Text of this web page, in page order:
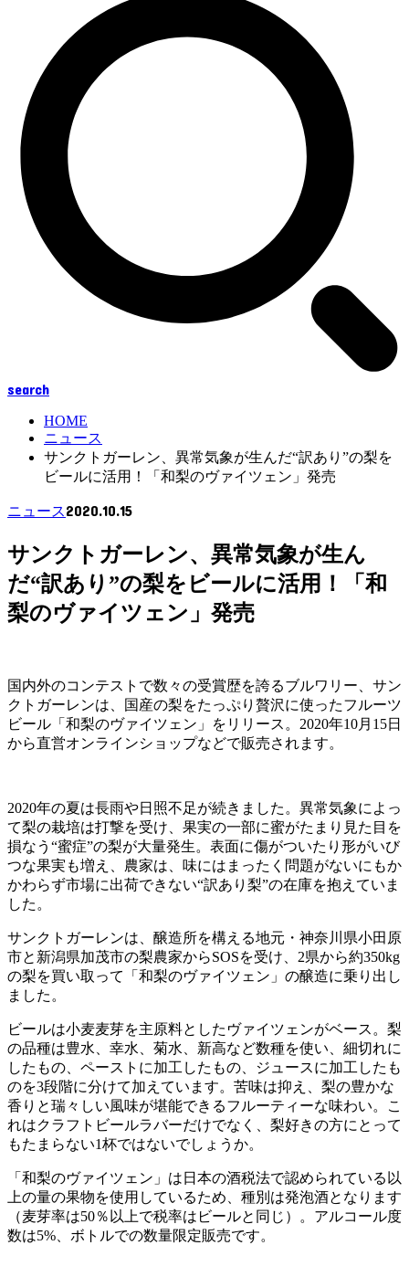
search
HOME
ニュース
サンクトガーレン、異常気象が生んだ“訳あり”の梨を
ビールに活用！「和梨のヴァイツェン」発売
ニュース2020.10.15
サンクトガーレン、異常気象が生ん
だ“訳あり”の梨をビールに活用！「和
梨のヴァイツェン」発売
国内外のコンテストで数々の受賞歴を誇るブルワリー、サン
クトガーレンは、国産の梨をたっぷり贅沢に使ったフルーツ
ビール「和梨のヴァイツェン」をリリース。2020年10月15日
から直営オンラインショップなどで販売されます。
2020年の夏は長雨や日照不足が続きました。異常気象によっ
て梨の栽培は打撃を受け、果実の一部に蜜がたまり見た目を
損なう“蜜症”の梨が大量発生。表面に傷がついたり形がいび
つな果実も増え、農家は、味にはまったく問題がないにもか
かわらず市場に出荷できない“訳あり梨”の在庫を抱えていま
した。
サンクトガーレンは、醸造所を構える地元・神奈川県小田原
市と新潟県加茂市の梨農家からSOSを受け、2県から約350kg
の梨を買い取って「和梨のヴァイツェン」の醸造に乗り出し
ました。
ビールは小麦麦芽を主原料としたヴァイツェンがベース。梨
の品種は豊水、幸水、菊水、新高など数種を使い、細切れに
したもの、ペーストに加工したもの、ジュースに加工したも
のを3段階に分けて加えています。苦味は抑え、梨の豊かな
香りと瑞々しい風味が堪能できるフルーティーな味わい。こ
れはクラフトビールラバーだけでなく、梨好きの方にとって
もたまらない1杯ではないでしょうか。
「和梨のヴァイツェン」は日本の酒税法で認められている以
上の量の果物を使用しているため、種別は発泡酒となります
（麦芽率は50％以上で税率はビールと同じ）。アルコール度
数は5%、ボトルでの数量限定販売です。